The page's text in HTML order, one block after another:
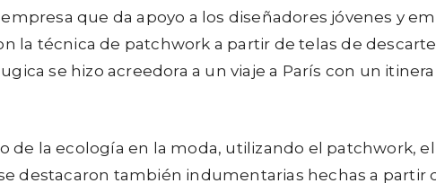
que da apoyo a los diseñadores jóvenes y
la técnica de patchwork a partir de telas de
se hizo acreedora a un viaje a París con un
de la ecología en la moda, utilizando el patchwork,
destacaron también indumentarias hechas a partir